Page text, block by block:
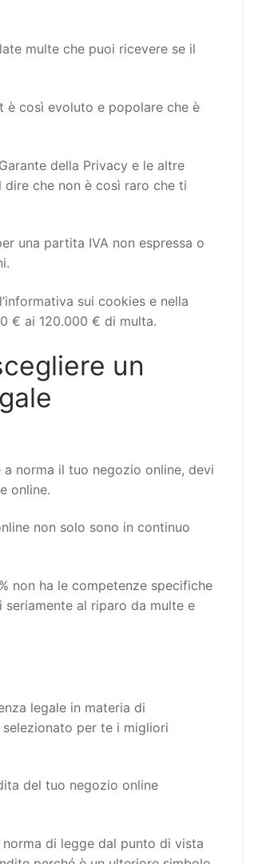
multe che puoi ricevere se il
è così evoluto e popolare che è
della Privacy e le altre
che non è così raro che ti
una partita IVA non espressa o
sui cookies e nella
€ ai 120.000 € di multa.
un
norma il tuo negozio online, devi
online.
non solo sono in continuo
non ha le competenze specifiche
al riparo da multe e
legale in materia di
per te i migliori
del tuo negozio online
di legge dal punto di vista